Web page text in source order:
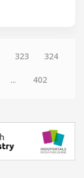
323 324
... 402